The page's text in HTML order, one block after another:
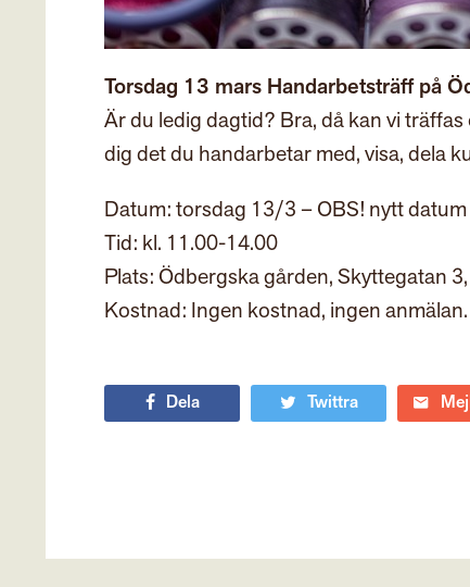
Torsdag 13 mars Handarbetsträff på
Är du ledig dagtid? Bra, då kan vi
dig det du handarbetar med, visa, dela
Datum: torsdag 13/3 – OBS! nytt datum
Tid: kl. 11.00-14.00
Plats: Ödbergska gården, Skyttegatan
Kostnad: Ingen kostnad, ingen
Dela Twittra